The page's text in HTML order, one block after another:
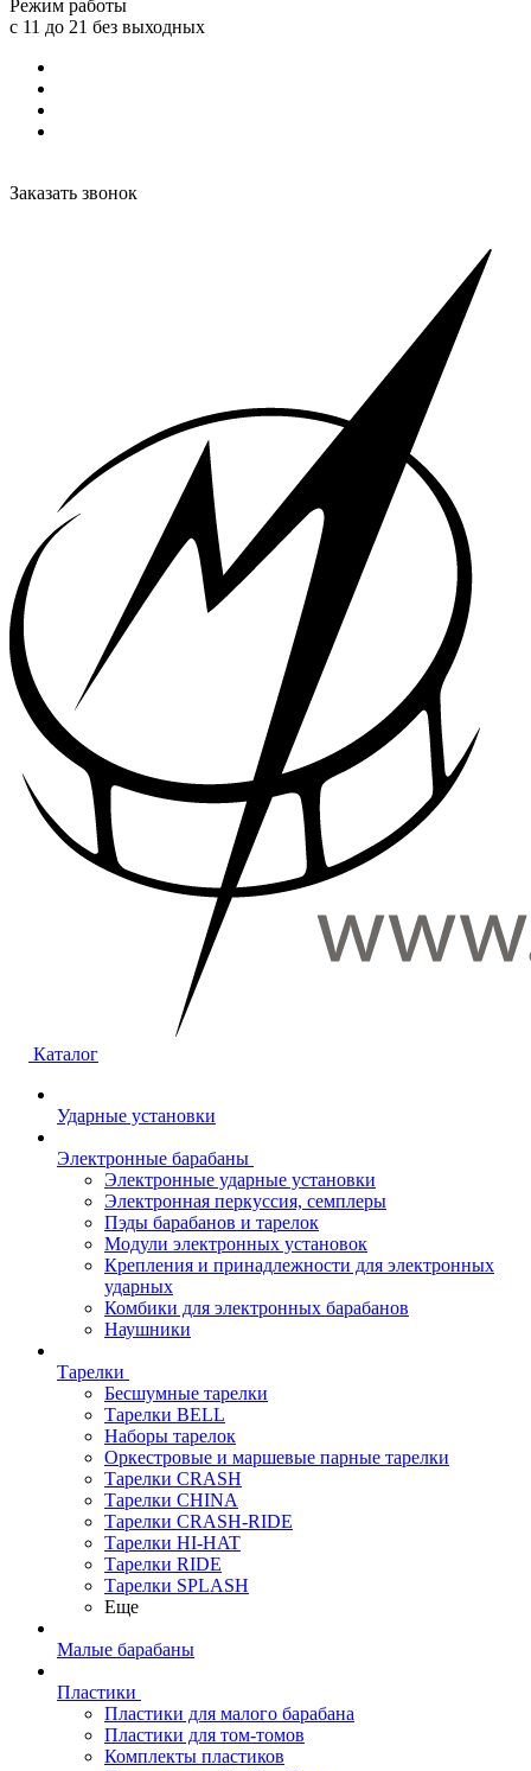
Режим работы
с 11 до 21 без выходных
Заказать звонок
Каталог
Ударные установки
Электронные барабаны
Электронные ударные установки
Электронная перкуссия, семплеры
Пэды барабанов и тарелок
Модули электронных установок
Крепления и принадлежности для электронных
ударных
Комбики для электронных барабанов
Наушники
Тарелки
Бесшумные тарелки
Тарелки BELL
Наборы тарелок
Оркестровые и маршевые парные тарелки
Тарелки CRASH
Тарелки CHINA
Тарелки CRASH-RIDE
Тарелки HI-HAT
Тарелки RIDE
Тарелки SPLASH
Еще
Малые барабаны
Пластики
Пластики для малого барабана
Пластики для том-томов
Комплекты пластиков